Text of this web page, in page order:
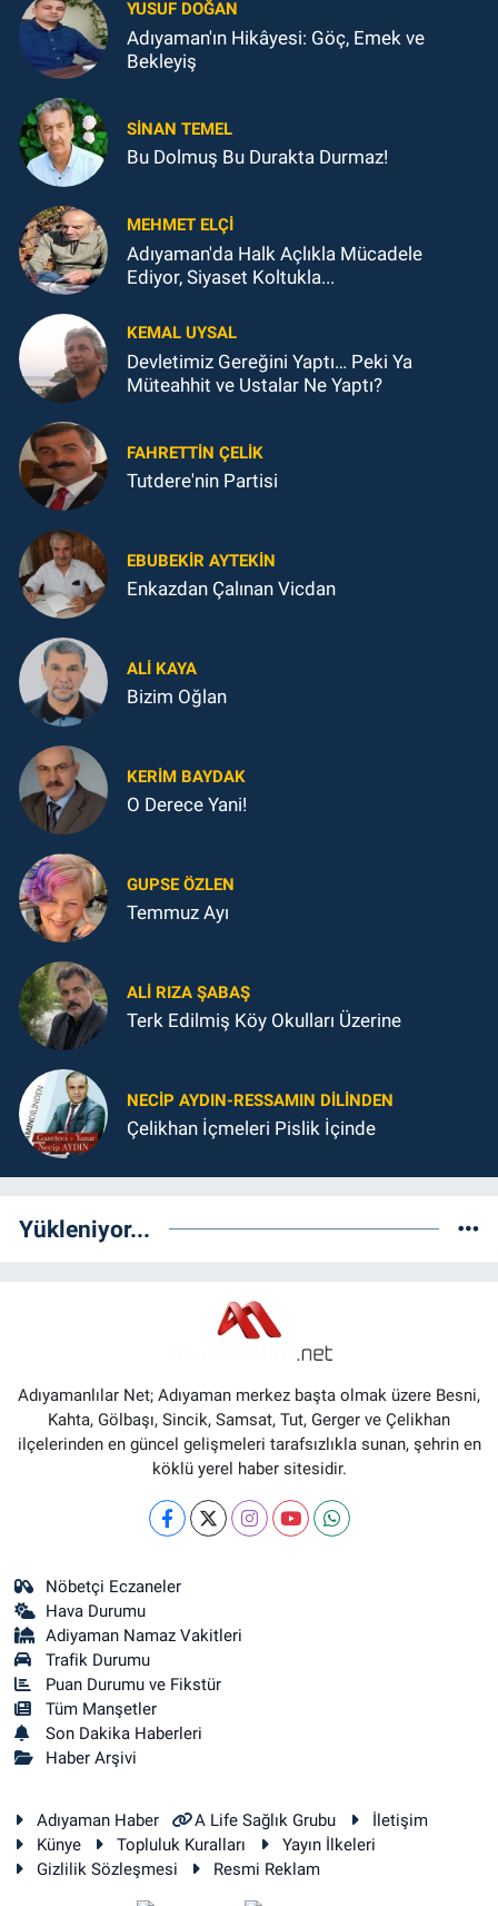
YUSUF DOĞAN
Adıyaman'ın Hikâyesi: Göç, Emek ve
Bekleyiş
SINAN TEMEL
Bu Dolmuş Bu Durakta Durmaz!
MEHMET ELÇI
Adıyaman'da Halk Açlıkla Mücadele
Ediyor, Siyaset Koltukla...
KEMAL UYSAL
Devletimiz Gereğini Yaptı… Peki Ya
Müteahhit ve Ustalar Ne Yaptı?
FAHRETTIN ÇELİK
Tutdere'nin Partisi
EBUBEKIR AYTEKIN
Enkazdan Çalınan Vicdan
ALI KAYA
Bizim Oğlan
KERIM BAYDAK
O Derece Yani!
GUPSE ÖZLEN
Temmuz Ayı
ALI RIZA ŞABAŞ
Terk Edilmiş Köy Okulları Üzerine
NECIP AYDIN-RESSAMIN DILINDEN
Çelikhan İçmeleri Pislik İçinde
Yükleniyor...
Adıyamanlılar Net; Adıyaman merkez başta olmak üzere Besni,
Kahta, Gölbaşı, Sincik, Samsat, Tut, Gerger ve Çelikhan
ilçelerinden en güncel gelişmeleri tarafsızlıkla sunan, şehrin en
köklü yerel haber sitesidir.
Nöbetçi Eczaneler
Hava Durumu
Adiyaman Namaz Vakitleri
Trafik Durumu
Puan Durumu ve Fikstür
Tüm Manşetler
Son Dakika Haberleri
Haber Arşivi
Adıyaman Haber A Life Sağlık Grubu
İletişim
Künye
Topluluk Kuralları
Yayın İlkeleri
Gizlilik Sözleşmesi
Resmi Reklam